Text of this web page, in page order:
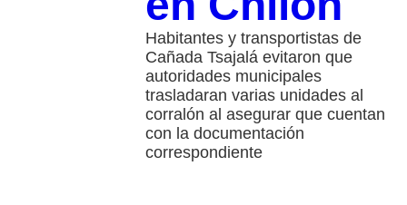
Habitantes y transportistas de
Cañada Tsajalá evitaron que
autoridades municipales
trasladaran varias unidades al
corralón al asegurar que cuentan
con la documentación
correspondiente